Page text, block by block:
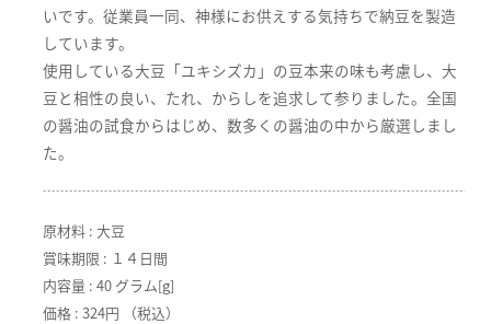
いです。従業員一同、神様にお供えする気持ちで納豆を製造
しています。
使用している大豆「ユキシズカ」の豆本来の味も考慮し、大
豆と相性の良い、たれ、からしを追求して参りました。全国
の醤油の試食からはじめ、数多くの醤油の中から厳選しまし
た。
原材料 : 大豆
賞味期限 : １４日間
内容量 : 40 グラム[g]
価格 : 324円 （税込）